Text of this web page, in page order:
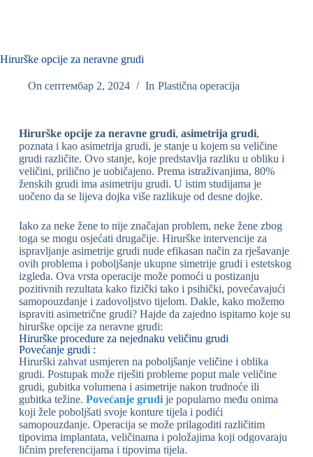
Hirurške opcije za neravne grudi
On септембар 2, 2024 In Plastična operacija
Hirurške opcije za neravne grudi, asimetrija grudi,
poznata i kao asimetrija grudi, je stanje u kojem su veličine
grudi različite. Ovo stanje, koje predstavlja razliku u obliku i
veličini, prilično je uobičajeno. Prema istraživanjima, 80%
ženskih grudi ima asimetriju grudi. U istim studijama je
uočeno da se lijeva dojka više razlikuje od desne dojke.
Iako za neke žene to nije značajan problem, neke žene zbog
toga se mogu osjećati drugačije. Hirurške intervencije za
ispravljanje asimetrije grudi nude efikasan način za rješavanje
ovih problema i poboljšanje ukupne simetrije grudi i estetskog
izgleda. Ova vrsta operacije može pomoći u postizanju
pozitivnih rezultata kako fizički tako i psihički, povećavajući
samopouzdanje i zadovoljstvo tijelom. Dakle, kako možemo
ispraviti asimetrične grudi? Hajde da zajedno ispitamo koje su
hirurške opcije za neravne grudi:
Hirurške procedure za nejednaku veličinu grudi
Povećanje grudi :
Hirurški zahvat usmjeren na poboljšanje veličine i oblika
grudi. Postupak može riješiti probleme poput male veličine
grudi, gubitka volumena i asimetrije nakon trudnoće ili
gubitka težine. Povećanje grudije popularno među onima
koji žele poboljšati svoje konture tijela i podići
samopouzdanje. Operacija se može prilagoditi različitim
tipovima implantata, veličinama i položajima koji odgovaraju
ličnim preferencijama i tipovima tijela.